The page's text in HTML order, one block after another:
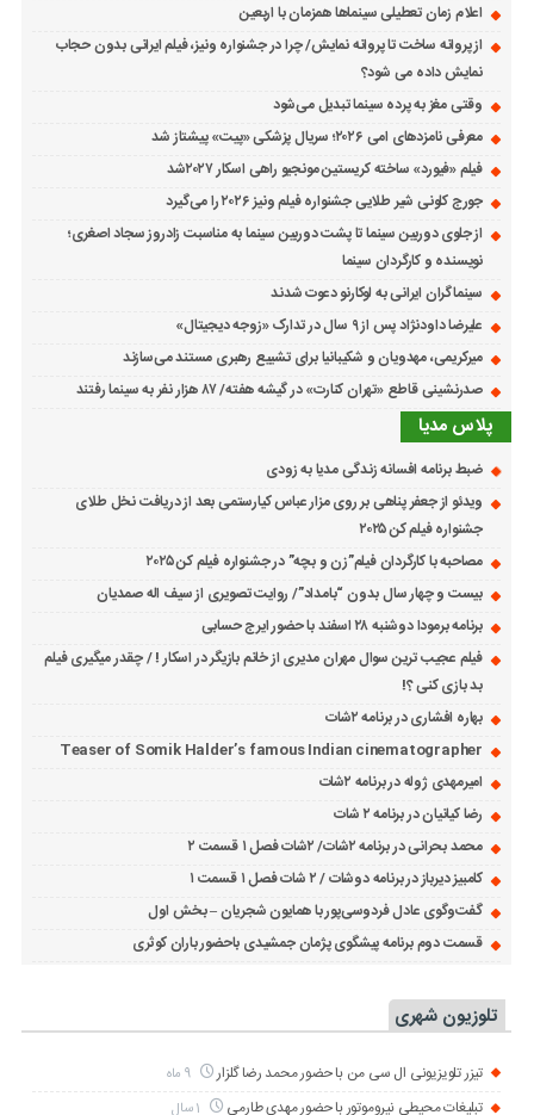
اعلام زمان تعطیلی سینماها همزمان با اربعین
از پروانه ساخت تا پروانه نمایش/ چرا در جشنواره ونیز، فیلم ایرانی بدون حجاب
نمایش داده می شود؟
وقتی مغز به پرده سینما تبدیل می‌شود
معرفی نامزدهای امی ۲۰۲۶؛ سریال پزشکی «پیت» پیشتاز شد
فیلم «فیورد» ساخته کریستین مونجیو راهی اسکار ۲۰۲۷شد
جورج کلونی شیر طلایی جشنواره فیلم ونیز ۲۰۲۶ را می‌گیرد
از جلوی دوربین سینما تا پشت دوربین سینما به مناسبت زادروز سجاد اصغری؛
نویسنده و کارگردان سینما
سینماگران ایرانی به لوکارنو دعوت شدند
علیرضا داودنژاد پس از ۹ سال در تدارک «زوجه دیجیتال»
میرکریمی، مهدویان و شکیبانیا برای تشییع رهبری مستند می‌سازند
صدرنشینی قاطع «تهران کنارت» در گیشه هفته/ ۸۷ هزار نفر به سینما رفتند
پلاس مدیا
ضبط برنامه افسانه زندگی مدیا به زودی
ویدئو از جعفر پناهی بر روی مزار عباس کیارستمی بعد از دریافت نخل طلای
جشنواره فیلم کن ۲۰۲۵
مصاحبه با کارگردان فیلم”زن و بچه” در جشنواره فیلم کن ۲۰۲۵
بیست و چهار سال بدون “بامداد”/ روایت تصویری از سیف اله صمدیان
برنامه برمودا دوشنبه ۲۸ اسفند با حضور ایرج حسابی
فیلم عجیب ترین سوال مهران مدیری از خانم بازیگر در اسکار ! / چقدر میگیری فیلم
بد بازی کنی ؟!
بهاره افشاری در برنامه ۲شات
Teaser of Somik Halder’s famous Indian cinematographer
امیرمهدی ژوله در برنامه ۲شات
رضا کیانیان در برنامه ۲ شات
محمد بحرانی در برنامه ۲شات/ ۲شات فصل ۱ قسمت ۲
کامبیز دیرباز در برنامه دوشات / ۲ شات فصل ۱ قسمت ۱
گفت‌وگوی عادل فردوسی‌پور با همایون شجریان – بخش اول
قسمت دوم برنامه پیشگوی پژمان جمشیدی باحضور باران کوثری
تلوزیون شهری
تیزر تلویزیونی ال سی من با حضور محمد رضا گلزار 9 ماه
تبلیغات محیطی نیروموتور با حضور مهدی طارمی